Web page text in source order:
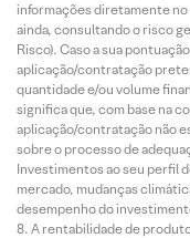
informações diretamente no
ainda, consultando o risco
Risco). Caso a sua
aplicação/contratação
quantidade e/ou volume
significa que, com base na
aplicação/contratação não
sobre o processo de
Investimentos ao seu perfil
mercado, mudanças
desempenho do
A rentabilidade de